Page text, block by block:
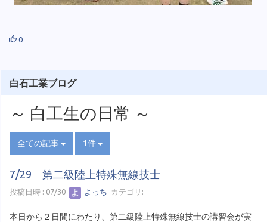
0
白石工業ブログ
～ 白工生の日常 ～
全ての記事 1件
7/29 第二級陸上特殊無線技士
投稿日時 : 07/30 よっち カテゴリ:
本日から２日間にわたり、第二級陸上特殊無線技士の講習会が実